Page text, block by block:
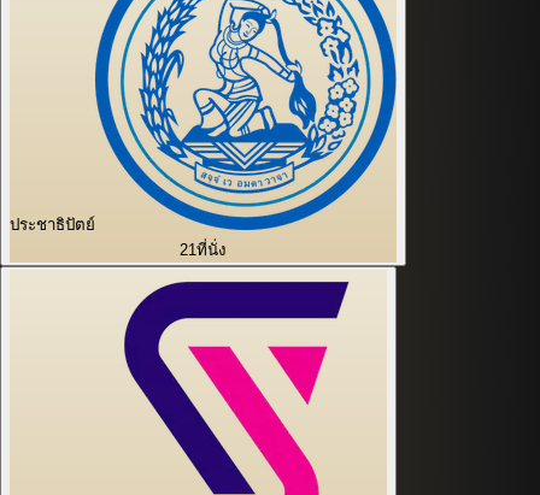
ประชาธิปัตย์
21ที่นั่ง